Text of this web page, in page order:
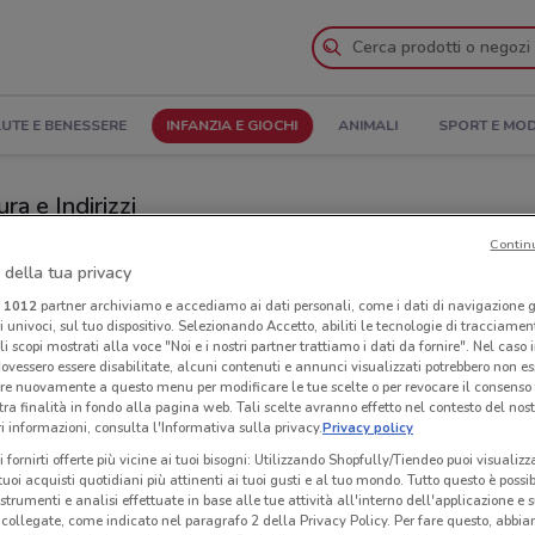
E BENESSERE INFANZIA E GIOCHI ANIMALI SPORT E
e Indirizzi
della tua privacy
1012partner archiviamo e accediamo ai dati personali, come i dati di navigazione
sul tuo dispositivo. Selezionando Accetto, abiliti le tecnologie di
scopi mostrati alla voce "Noi e i nostri partner trattiamo i dati da fornire". Nel caso
essere disabilitate, alcuni contenuti e annunci visualizzati potrebbero non
nuovamente a questo menu per modificare le tue scelte o per revocare il
finalità in fondo alla pagina web. Tali scelte avranno effetto nel contesto del
informazioni, consulta l'Informativa sulla privacy.Privacy policy
fornirti offerte più vicine ai tuoi bisogni: Utilizzando Shopfully/Tiendeo puoi
acquisti quotidiani più attinenti ai tuoi gusti e al tuo mondo. Tutto questo è
e analisi effettuate in base alle tue attività all'interno dell'applicazione e
come indicato nel paragrafo 2 della Privacy Policy. Per fare questo,